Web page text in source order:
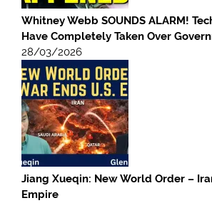
Whitney Webb SOUNDS ALARM!
Have Completely Taken Over
28/03/2026
Jiang Xueqin: New World Order –
Empire